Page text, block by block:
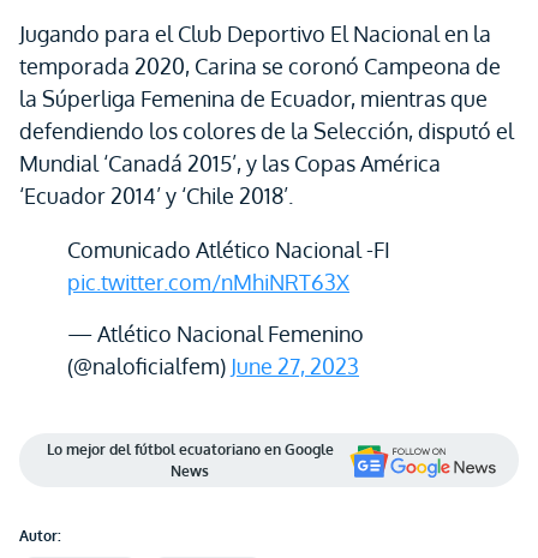
Jugando para el Club Deportivo El Nacional en la
temporada 2020, Carina se coronó Campeona de
la Súperliga Femenina de Ecuador, mientras que
defendiendo los colores de la Selección, disputó el
Mundial ‘Canadá 2015’, y las Copas América
‘Ecuador 2014’ y ‘Chile 2018’.
Comunicado Atlético Nacional -FI
pic.twitter.com/nMhiNRT63X
— Atlético Nacional Femenino
(@naloficialfem) June 27, 2023
Lo mejor del fútbol ecuatoriano en Google
News
Autor: